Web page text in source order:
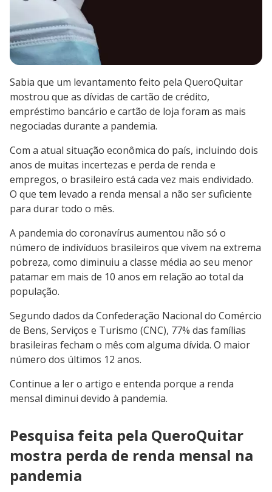
Sabia que um levantamento feito pela QueroQuitar
mostrou que as dívidas de cartão de crédito,
empréstimo bancário e cartão de loja foram as mais
negociadas durante a pandemia.
Com a atual situação econômica do país, incluindo dois
anos de muitas incertezas e perda de renda e
empregos, o brasileiro está cada vez mais endividado.
O que tem levado a renda mensal a não ser suficiente
para durar todo o mês.
A pandemia do coronavírus aumentou não só o
número de indivíduos brasileiros que vivem na extrema
pobreza, como diminuiu a classe média ao seu menor
patamar em mais de 10 anos em relação ao total da
população.
Segundo dados da Confederação Nacional do Comércio
de Bens, Serviços e Turismo (CNC), 77% das famílias
brasileiras fecham o mês com alguma dívida. O maior
número dos últimos 12 anos.
Continue a ler o artigo e entenda porque a renda
mensal diminui devido à pandemia.
Pesquisa feita pela QueroQuitar
mostra perda de renda mensal na
pandemia